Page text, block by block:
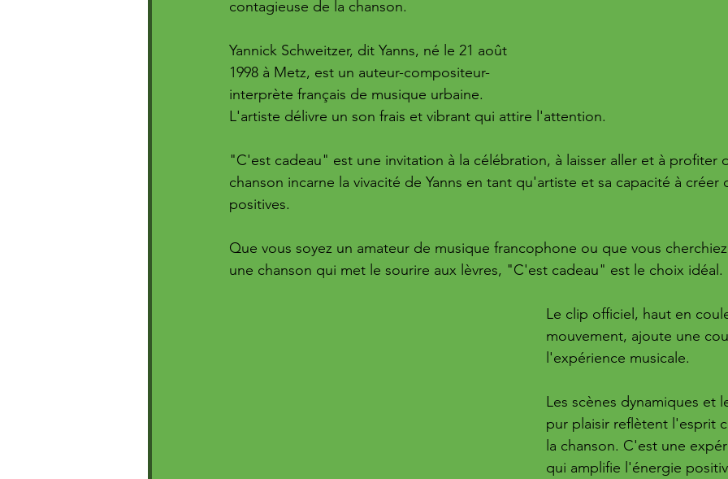
contagieuse de la chanson.
Yannick Schweitzer, dit Yanns, né le 21 août
1998 à Metz, est un auteur-compositeur-
interprète français de musique urbaine.
L'artiste délivre un son frais et vibrant qui attire l'attention.
"C'est cadeau" est une invitation à la célébration, à laisser aller et à profiter
chanson incarne la vivacité de Yanns en tant qu'artiste et sa capacité à créer
positives.
Que vous soyez un amateur de musique francophone ou que vous
une chanson qui met le sourire aux lèvres, "C'est cadeau" est le choix idéal.
Le clip officiel, haut en
mouvement, ajoute une
l'expérience musicale.
Les scènes dynamiques et
pur plaisir reflètent l'esprit
la chanson. C'est une
qui amplifie l'énergie